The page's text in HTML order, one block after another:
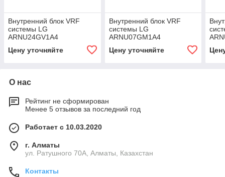
Внутренний блок VRF
системы LG
ARNU24GV1A4
Цену уточняйте
Внутренний блок VRF
системы LG
ARNU07GM1A4
Цену уточняйте
О нас
Рейтинг не сформирован
Менее 5 отзывов за последний год
Работает с 10.03.2020
г. Алматы
ул. Ратушного 70А, Алматы, Казахстан
Контакты